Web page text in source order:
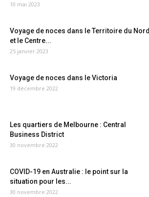
10 mai 2023
Voyage de noces dans le Territoire du Nord
et le Centre...
25 janvier 2023
Voyage de noces dans le Victoria
19 décembre 2022
Les quartiers de Melbourne : Central
Business District
30 novembre 2022
COVID-19 en Australie : le point sur la
situation pour les...
30 novembre 2022